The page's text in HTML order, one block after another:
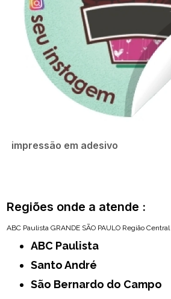
impressão em adesivo
Regiões onde a atende :
ABC Paulista GRANDE SÃO PAULO Região Central
ABC Paulista
Santo André
São Bernardo do Campo